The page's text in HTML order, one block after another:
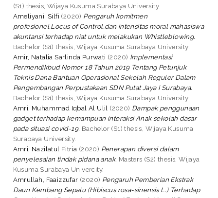
(S1) thesis, Wijaya Kusuma Surabaya University.
Ameliyani, Silfi (2020) Pengaruh komitmen
profesionel,Locus of Control,dan intensitas moral mahasiswa
akuntansi terhadap niat untuk melakukan Whistleblowing.
Bachelor (S1) thesis, Wijaya Kusuma Surabaya University.
Amir, Natalia Sarlinda Purwati (2020) Implementasi
Permendikbud Nomor 18 Tahun 2019 Tentang Petunjuk
Teknis Dana Bantuan Operasional Sekolah Reguler Dalam
Pengembangan Perpustakaan SDN Putat Jaya I Surabaya.
Bachelor (S1) thesis, Wijaya Kusuma Surabaya University.
Amri, Muhammad Iqbal Al Ulil (2020) Dampak penggunaan
gadget terhadap kemampuan interaksi Anak sekolah dasar
pada situasi covid-19. Bachelor (S1) thesis, Wijaya Kusuma
Surabaya University.
Amri, Nazilatul Fitria (2020) Penerapan diversi dalam
penyelesaian tindak pidana anak. Masters (S2) thesis, Wijaya
Kusuma Surabaya Univercity.
Amrullah, Faaizzufar (2020) Pengaruh Pemberian Ekstrak
Daun Kembang Sepatu (Hibiscus rosa-sinensis L.) Terhadap